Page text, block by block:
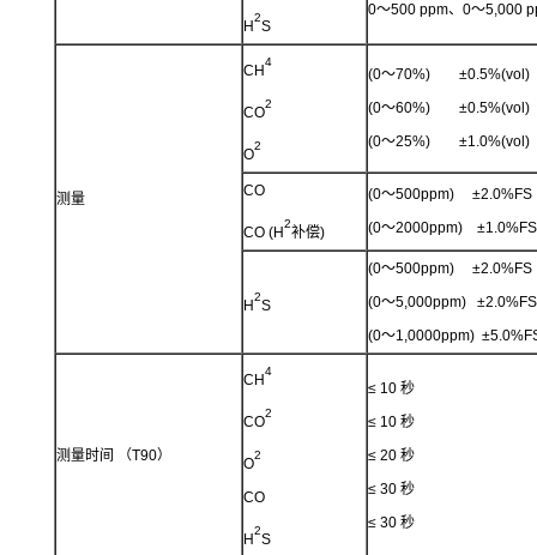
H
2
S
0～500 ppm、0～5,000
测量
CH
4
CO
2
O
2
(0～70%) ±0.5%(vol)
(0～60%) ±0.5%(vol)
(0～25%) ±1.0%(vol)
CO
CO (H
2
补偿)
(0～500ppm) ±2.0%FS
(0～2000ppm) ±1.0%FS
H
2
S
(0～500ppm) ±2.0%FS
(0～5,000ppm) ±2.0%FS
(0～1,0000ppm)
测量时间 （T90）
CH
4
CO
2
O
2
CO
H
2
S
≤ 10 秒
≤ 10 秒
≤ 20 秒
≤ 30 秒
≤ 30 秒